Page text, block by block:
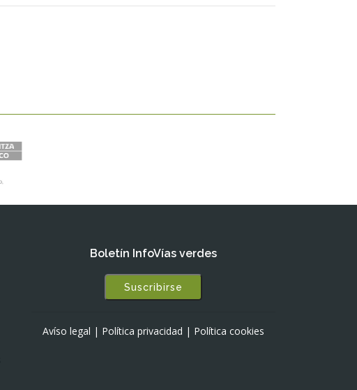
Boletín InfoVías verdes
Suscribirse
Avíso legal | Política privacidad | Política cookies